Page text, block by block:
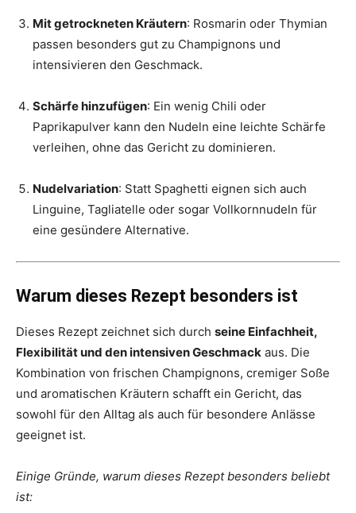
Mit getrockneten Kräutern: Rosmarin oder Thymian
passen besonders gut zu Champignons und
intensivieren den Geschmack.
Schärfe hinzufügen: Ein wenig Chili oder
Paprikapulver kann den Nudeln eine leichte Schärfe
verleihen, ohne das Gericht zu dominieren.
Nudelvariation: Statt Spaghetti eignen sich auch
Linguine, Tagliatelle oder sogar Vollkornnudeln für
eine gesündere Alternative.
Warum dieses Rezept besonders ist
Dieses Rezept zeichnet sich durch seine Einfachheit,
Flexibilität und den intensiven Geschmack aus. Die
Kombination von frischen Champignons, cremiger Soße
und aromatischen Kräutern schafft ein Gericht, das
sowohl für den Alltag als auch für besondere Anlässe
geeignet ist.
Einige Gründe, warum dieses Rezept besonders beliebt
ist: